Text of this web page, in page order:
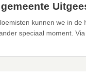
kunnen we in
speciaal moment.